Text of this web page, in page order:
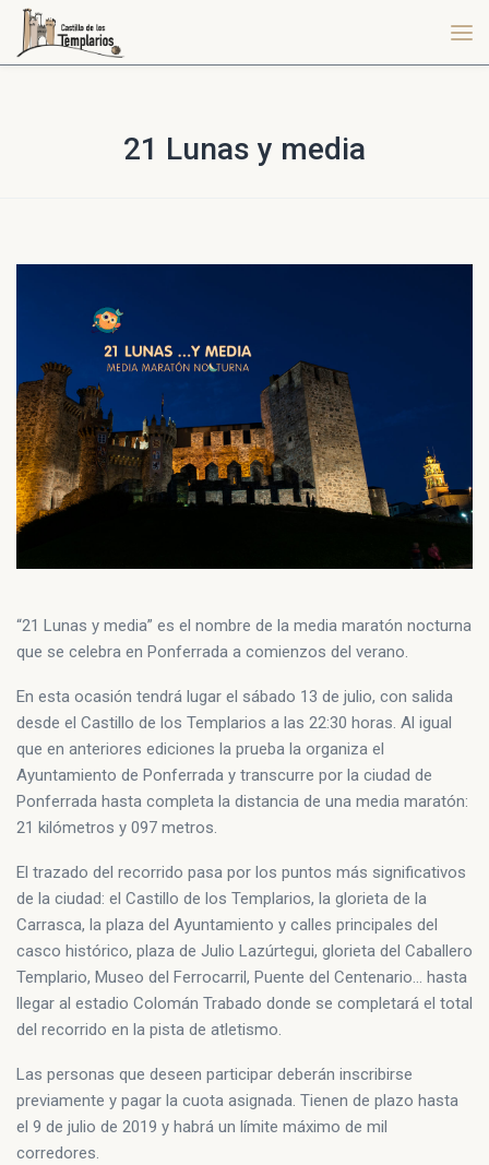
21 Lunas y media
“21 Lunas y media” es el nombre de la media maratón nocturna
que se celebra en Ponferrada a comienzos del verano.
En esta ocasión tendrá lugar el sábado 13 de julio, con salida
desde el Castillo de los Templarios a las 22:30 horas. Al igual
que en anteriores ediciones la prueba la organiza el
Ayuntamiento de Ponferrada y transcurre por la ciudad de
Ponferrada hasta completa la distancia de una media maratón:
21 kilómetros y 097 metros.
El trazado del recorrido pasa por los puntos más significativos
de la ciudad: el Castillo de los Templarios, la glorieta de la
Carrasca, la plaza del Ayuntamiento y calles principales del
casco histórico, plaza de Julio Lazúrtegui, glorieta del Caballero
Templario, Museo del Ferrocarril, Puente del Centenario… hasta
llegar al estadio Colomán Trabado donde se completará el total
del recorrido en la pista de atletismo.
Las personas que deseen participar deberán inscribirse
previamente y pagar la cuota asignada. Tienen de plazo hasta
el 9 de julio de 2019 y habrá un límite máximo de mil
corredores.